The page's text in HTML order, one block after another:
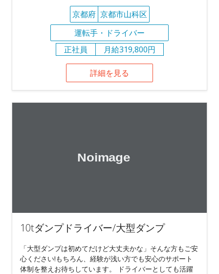
京都府 京都市山科区
運転手・ドライバー
正社員
月給319,800円
詳細を見る
10tダンプドライバー/大型ダンプ
「大型ダンプは初めてだけど大丈夫かな」そんな方もご安
心ください!もちろん、経験が浅い方でも安心のサポート
体制を整えお待ちしています。 ドライバーとしても活躍